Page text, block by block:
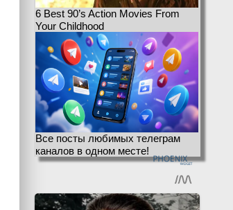
6 Best 90’s Action Movies From
Your Childhood
Все посты любимых телеграм
каналов в одном месте!